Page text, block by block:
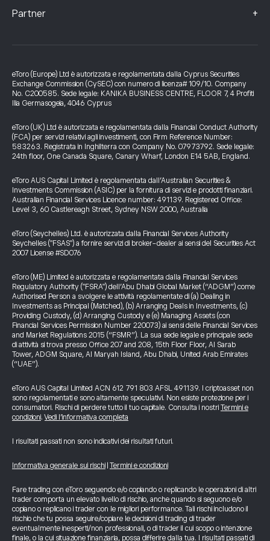
Partner +
eToro (Europe) Ltd è autorizzata e regolamentata dalla Cyprus Securities
Exchange Commission (CySEC) con numero di licenza# 109/10. Company
No. C200585. Sede legale: KANIKA BUSINESS CENTRE, FLOOR 7, 4 Profiti
Ilia Germasogeia, 4046 Cyprus
eToro (UK) Ltd è autorizzata e regolamentata dalla Financial Conduct Authority
(FCA) per servizi relativi agli investimenti, con Firm Reference Number:
583263. Registrata in Inghilterra con Company No. 07973792. Sede legale:
24th floor, One Canada Square, Canary Wharf, London E14 5AB, England.
eToro AUS Capital Limited è regolamentata dall’Australian Securities &
Investments Commission (ASIC) per la fornitura di servizi e prodotti finanziari.
Australian Financial Services Licence number: 491139. Registered Office:
Level 3, 60 Castlereagh Street, Sydney NSW 2000, Australia
eToro (Seychelles) Ltd. è autorizzata dalla Financial Services Authority
Seychelles ("FSAS") a fornire servizi di broker-dealer ai sensi del Securities Act
2007 License #SD076
eToro (ME) Limited è autorizzata e regolamentata dalla Financial Services
Regulatory Authority ("FSRA") dell’Abu Dhabi Global Market (“ADGM”) come
Authorised Person a svolgere le attività regolamentate di (a) Dealing in
Investments as Principal (Matched), (b) Arranging Deals in Investments, (c)
Providing Custody, (d) Arranging Custody e (e) Managing Assets (con
Financial Services Permission Number 220073) ai sensi delle Financial Services
and Market Regulations 2015 (“FSMR”). La sua sede legale e principale sede
di attività si trova presso Office 207 and 208, 15th Floor Floor, Al Sarab
Tower, ADGM Square, Al Maryah Island, Abu Dhabi, United Arab Emirates
(“UAE”).
eToro AUS Capital Limited ACN 612 791 803 AFSL 491139. I criptoasset non
sono regolamentati e sono altamente speculativi. Non esiste protezione per i
consumatori. Rischi di perdere tutto il tuo capitale. Consulta i nostri Termini e
condizioni.Vedi l’informativa completa
I risultati passati non sono indicativi dei risultati futuri.
Informativa generale sui rischi Termini e condizioni
Fare trading con eToro seguendo e/o copiando o replicando le operazioni di altri
trader comporta un elevato livello di rischio, anche quando si seguono e/o
copiano o replicano i trader con le migliori performance. Tali rischi includono il
rischio che tu possa seguire/copiare le decisioni di trading di trader
eventualmente inesperti/non professionali, o di trader il cui scopo o intenzione
finale, o la cui situazione finanziaria, possa differire dalla tua. I risultati passati di